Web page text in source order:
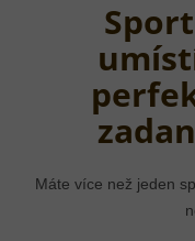
Máte více než jeden